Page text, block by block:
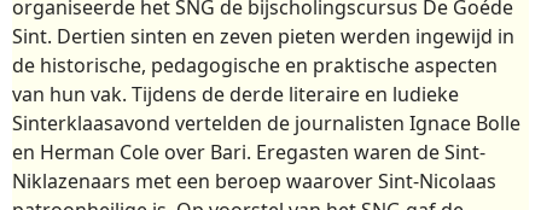
organiseerde het SNG de bijscholingscursus De Goéde
Sint. Dertien sinten en zeven pieten werden ingewijd in
de historische, pedagogische en praktische aspecten
van hun vak. Tijdens de derde literaire en ludieke
Sinterklaasavond vertelden de journalisten Ignace Bolle
en Herman Cole over Bari. Eregasten waren de Sint-
Niklazenaars met een beroep waarover Sint-Nicolaas